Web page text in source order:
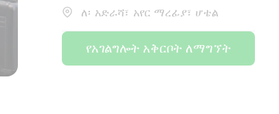
ለ፡ አድራሻ፣ አየር ማረፊያ፣ ሆቴል
የአገልግሎት አቅርቦት ለማግኘት